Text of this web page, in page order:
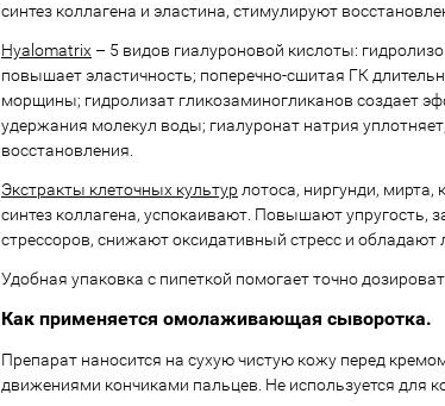
синтез коллагена и эластина, стимулируют
Hyalomatrix – 5 видов гиалуроновой кислоты:
повышает эластичность; поперечно-сшитая ГК
морщины; гидролизат гликозаминогликанов создает
удержания молекул воды; гиалуронат натрия
восстановления.
Экстракты клеточных культур лотоса, ниргунди,
синтез коллагена, успокаивают. Повышают упругость,
стрессоров, снижают оксидативный стресс и обладают
Удобная упаковка с пипеткой помогает точно
Как применяется омолаживающая сыворотка.
Препарат наносится на сухую чистую кожу перед
движениями кончиками пальцев. Не используется для